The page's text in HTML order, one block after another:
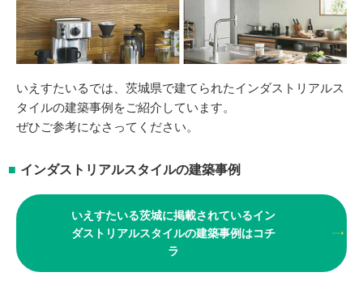
いえすたいるでは、茨城県で建てられたインダストリアルス
タイルの建築事例をご紹介しています。
ぜひご参考になさってください。
インダストリアルスタイルの建築事例
いえすたいる茨城に掲載されているイン
ダストリアルスタイルの建築事例はコチ
ラ